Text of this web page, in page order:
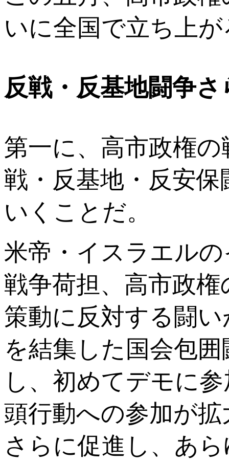
いに全国で立ち上
反戦・反基地闘争
第一に、高市政権
戦・反基地・反安
いくことだ。
米帝・イスラエル
戦争荷担、高市政
策動に反対する闘
を結集した国会包
し、初めてデモに
頭行動への参加が
さらに促進し、あ